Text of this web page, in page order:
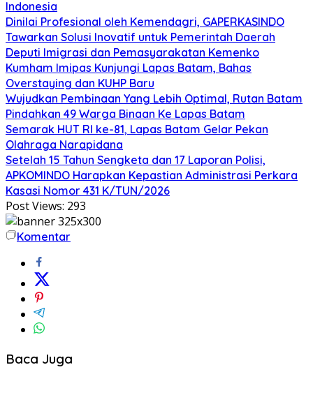
Indonesia
Dinilai Profesional oleh Kemendagri, GAPERKASINDO
Tawarkan Solusi Inovatif untuk Pemerintah Daerah
Deputi Imigrasi dan Pemasyarakatan Kemenko
Kumham Imipas Kunjungi Lapas Batam, Bahas
Overstaying dan KUHP Baru
Wujudkan Pembinaan Yang Lebih Optimal, Rutan Batam
Pindahkan 49 Warga Binaan Ke Lapas Batam
Semarak HUT RI ke-81, Lapas Batam Gelar Pekan
Olahraga Narapidana
Setelah 15 Tahun Sengketa dan 17 Laporan Polisi,
APKOMINDO Harapkan Kepastian Administrasi Perkara
Kasasi Nomor 431 K/TUN/2026
Post Views: 293
Komentar
Baca Juga